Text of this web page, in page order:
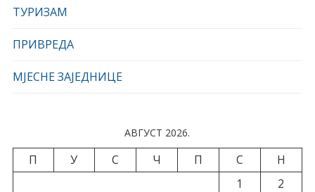
ТУРИЗАМ
ПРИВРЕДА
МЈЕСНЕ ЗАЈЕДНИЦЕ
АВГУСТ 2026.
П У С Ч П С
Н
1
2